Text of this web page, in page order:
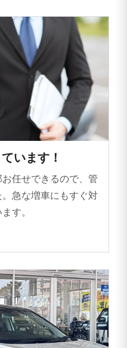
います！
任せできるので、管
急な増車にもすぐ対
す。